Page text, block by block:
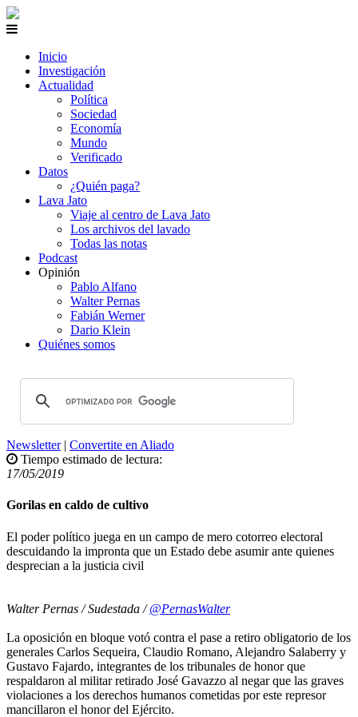
Inicio
Investigación
Actualidad
Política
Sociedad
Economía
Mundo
Verificado
Datos
¿Quién paga?
Lava Jato
Viaje al centro de Lava Jato
Los archivos del lavado
Todas las notas
Podcast
Opinión
Pablo Alfano
Walter Pernas
Fabián Werner
Dario Klein
Quiénes somos
Newsletter| Convertite en Aliado
Tiempo estimado de lectura:
17/05/2019
Gorilas en caldo de cultivo
El poder político juega en un campo de mero cotorreo electoral
descuidando la impronta que un Estado debe asumir ante quienes
desprecian a la justicia civil
Walter Pernas / Sudestada /@PernasWalter
La oposición en bloque votó contra el pase a retiro obligatorio de los
generales Carlos Sequeira, Claudio Romano, Alejandro Salaberry y
Gustavo Fajardo, integrantes de los tribunales de honor que
respaldaron al militar retirado José Gavazzo al negar que las graves
violaciones a los derechos humanos cometidas por este represor
mancillaron el honor del Ejército.